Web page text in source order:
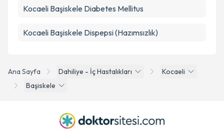
Ana Sayfa Dahiliye - İç Hastalıkları
Kocaeli
Başiskele
Kocaeli Başiskele Diabetes Mellitus
Kocaeli Başiskele Dispepsi (Hazımsızlık)